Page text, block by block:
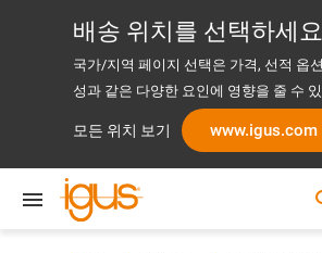
배송 위치를 선택하세
국가/지역 페이지 선택은 가격, 선적 옵
성과 같은 다양한 요인에 영향을 줄 수
모든 위치 보기 www.igus.com